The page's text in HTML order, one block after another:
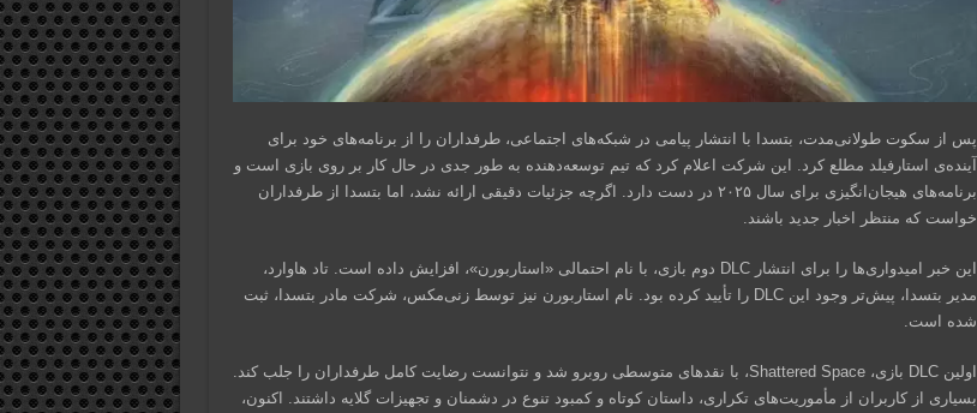
پس از سکوت طولانی‌مدت، بتسدا با انتشار پیامی در شبکه‌های اجتماعی، طرفداران را از برنامه‌های خود برای
آینده‌ی استارفیلد مطلع کرد. این شرکت اعلام کرد که تیم توسعه‌دهنده به طور جدی در حال کار بر روی بازی است و
برنامه‌های هیجان‌انگیزی برای سال ۲۰۲۵ در دست دارد. اگرچه جزئیات دقیقی ارائه نشد، اما بتسدا از طرفداران
خواست که منتظر اخبار جدید باشند.
این خبر امیدواری‌ها را برای انتشار DLC دوم بازی، با نام احتمالی «استاربورن»، افزایش داده است. تاد هاوارد،
مدیر بتسدا، پیش‌تر وجود این DLC را تأیید کرده بود. نام استاربورن نیز توسط زنی‌مکس، شرکت مادر بتسدا، ثبت
شده است.
اولین DLC بازی، Shattered Space، با نقدهای متوسطی روبرو شد و نتوانست رضایت کامل طرفداران را جلب کند.
بسیاری از کاربران از مأموریت‌های تکراری، داستان کوتاه و کمبود تنوع در دشمنان و تجهیزات گلایه داشتند. اکنون،